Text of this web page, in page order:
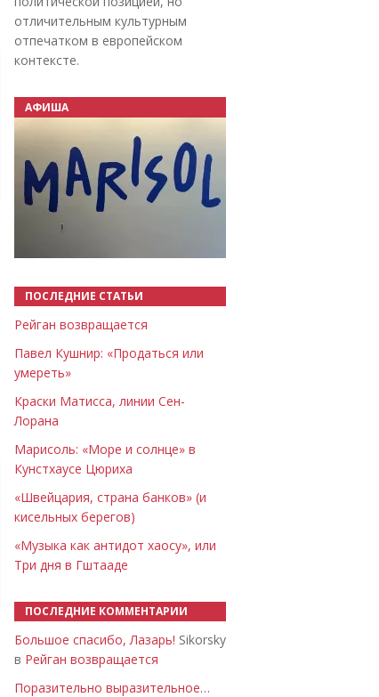
отличительным культурным
отпечатком в европейском
контексте.
АФИША
ПОСЛЕДНИЕ СТАТЬИ
Рейган возвращается
Павел Кушнир: «Продаться или
умереть»
Краски Матисса, линии Сен-
Лорана
Марисоль: «Море и солнце» в
Кунстхаусе Цюриха
«Швейцария, страна банков» (и
кисельных берегов)
«Музыка как антидот хаосу», или
Три дня в Гштааде
ПОСЛЕДНИЕ КОММЕНТАРИИ
Большое спасибо, Лазарь! Sikorsky
в Рейган возвращается
Поразительно выразительное…